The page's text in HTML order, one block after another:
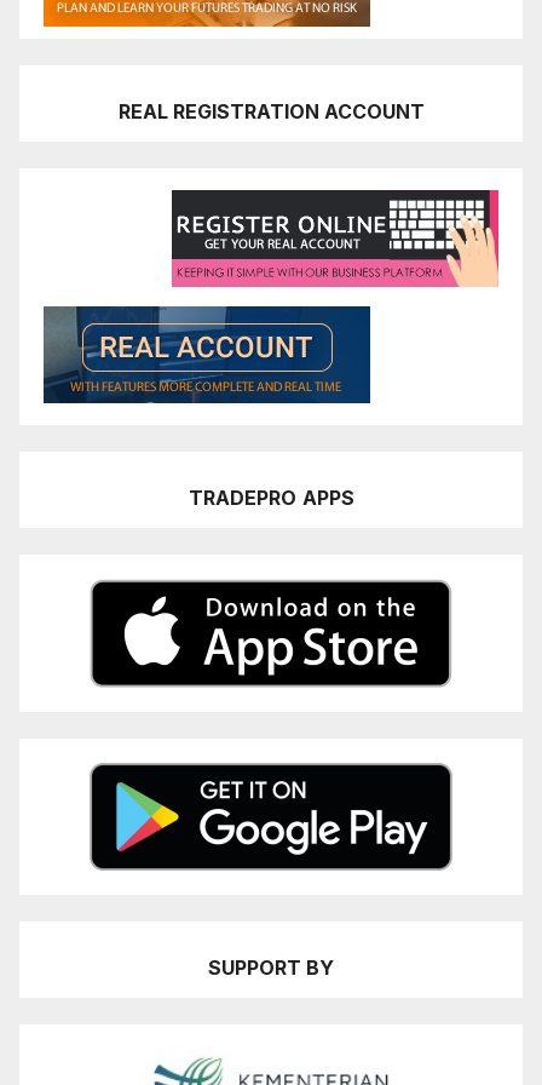
REAL REGISTRATION ACCOUNT
TRADEPRO APPS
SUPPORT BY